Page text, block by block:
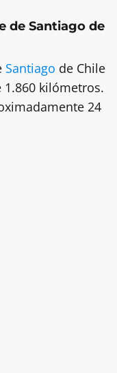
de Santiago de
Santiago de Chile
kilómetros.
24